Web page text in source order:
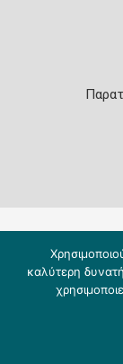
καλύτερη